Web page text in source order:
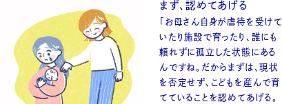
まず、認めてあげる
「お母さん自身が虐待を受けて
いたり施設で育ったり、誰にも
頼れずに孤立した状態にある
んですね。だからまずは、現状
を否定せず、こどもを産んで育
てていることを認めてあげる。